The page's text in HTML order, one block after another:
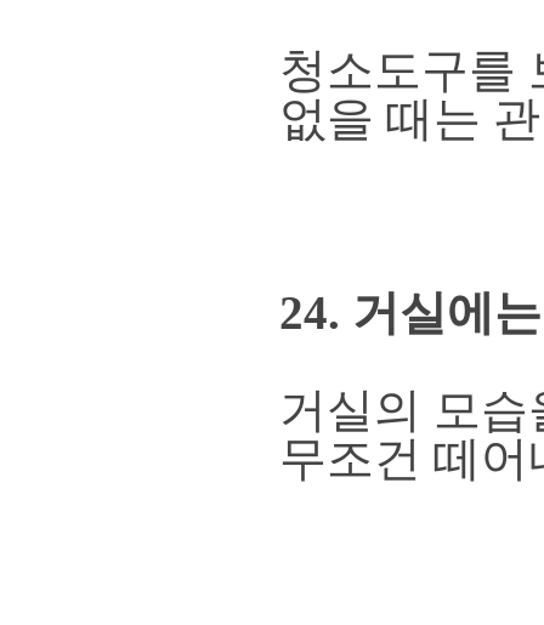
청소도구를
없을 때는
24. 거실에
거실의 모
무조건 떼어